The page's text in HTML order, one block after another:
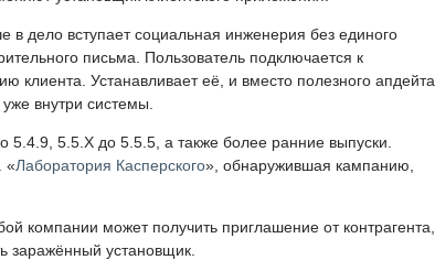
в дело вступает социальная инженерия без единого
письма. Пользователь подключается к
клиента. Устанавливает её, и вместо полезного апдейта
внутри системы.
5.5.X до 5.5.5, а также более ранние выпуски.
«Лаборатория Касперского», обнаружившая кампанию,
компании может получить приглашение от контрагента,
заражённый установщик.